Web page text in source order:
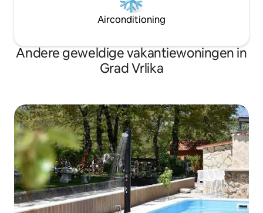
Airconditioning
Andere geweldige vakantiewoningen in
Grad Vrlika